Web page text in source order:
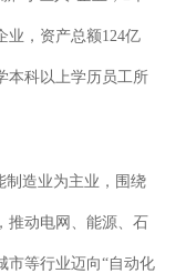
业，资产总额124亿
本科以上学历员工所
造业为主业，围绕
推动电网、能源、石
市等行业迈向“自动化